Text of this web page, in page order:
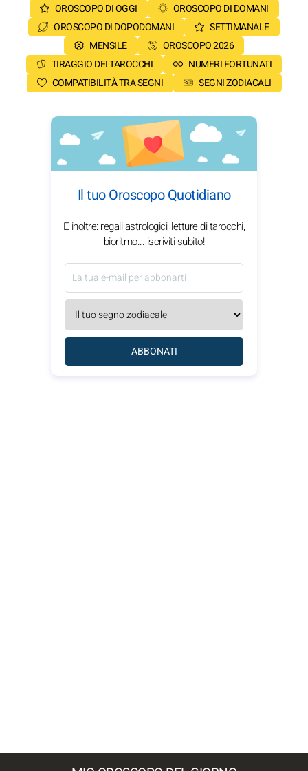
OROSCOPO DI OGGI
OROSCOPO DI DOMANI
OROSCOPO DI DOPODOMANI
SETTIMANALE
MENSILE
OROSCOPO 2026
TIRAGGIO DEI TAROCCHI
NUMERI FORTUNATI
COMPATIBILITÀ TRA SEGNI
SEGNI ZODIACALI
Il tuo Oroscopo Quotidiano
E inoltre: regali astrologici, letture di tarocchi,
bioritmo... iscriviti subito!
ABBONATI